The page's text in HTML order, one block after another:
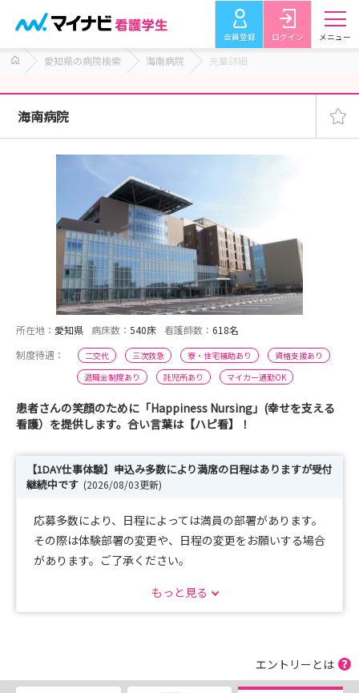
会員登録 ログイン メニュー
愛知県の病院検索 海南病院 先輩詳細
海南病院
所在地： 愛知県 病床数： 540床 看護師数： 618名
制度待遇：
二交代 三次救急 寮・住宅補助あり
資格支援あり
退職金制度あり
託児所あり マイカー通勤OK
患者さんの笑顔のために「Happiness Nursing」(幸せを支える
看護）を提供します。合い言葉は【ハピ看】！
【1DAY仕事体験】申込み多数により満席の日程はありますが受付
継続中です (2026/08/03更新)
応募多数により、日程によっては満員の部署があります。
その際は体験部署の変更や、日程の変更をお願いする場合
があります。ご了承ください。
☆産婦人科病棟・小児科病棟は8/17からの実施です。
もっと見る
エントリーとは